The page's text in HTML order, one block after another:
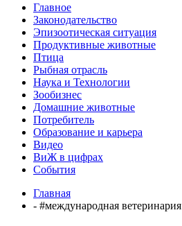
Главное
Законодательство
Эпизоотическая ситуация
Продуктивные животные
Птица
Рыбная отрасль
Наука и Технологии
Зообизнес
Домашние животные
Потребитель
Образование и карьера
Видео
ВиЖ в цифрах
События
Главная
- #международная ветеринария